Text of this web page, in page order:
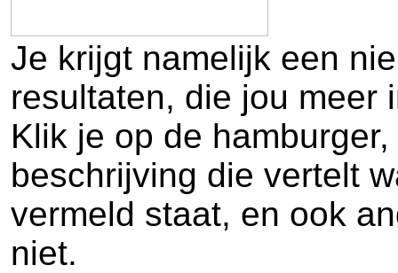
Je krijgt namelijk een
resultaten, die jou meer
Klik je op de
beschrijving die vertelt
vermeld staat, en ook
niet.